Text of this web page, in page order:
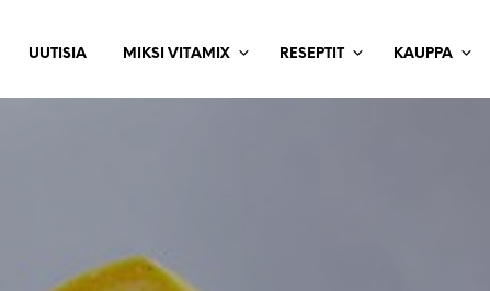
UUTISIA MIKSI VITAMIX RESEPTIT KAUPPA